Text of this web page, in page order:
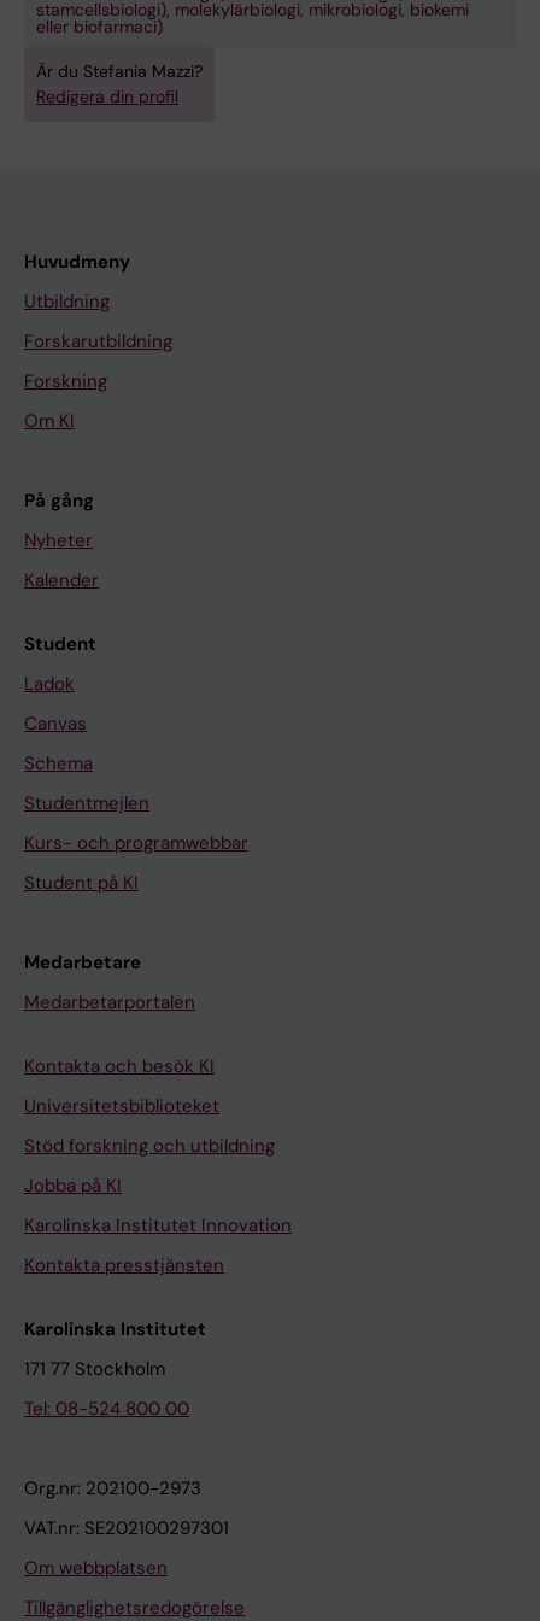
stamcellsbiologi), molekylärbiologi, mikrobiologi, biokemi
eller biofarmaci)
Är du Stefania Mazzi?
Redigera din profil
Huvudmeny
Utbildning
Forskarutbildning
Forskning
Om KI
På gång
Nyheter
Kalender
Student
Ladok
Canvas
Schema
Studentmejlen
Kurs- och programwebbar
Student på KI
Medarbetare
Medarbetarportalen
Kontakta och besök KI
Universitetsbiblioteket
Stöd forskning och utbildning
Jobba på KI
Karolinska Institutet Innovation
Kontakta presstjänsten
Karolinska Institutet
171 77 Stockholm
Tel: 08-524 800 00
Org.nr: 202100-2973
VAT.nr: SE202100297301
Om webbplatsen
Tillgänglighetsredogörelse